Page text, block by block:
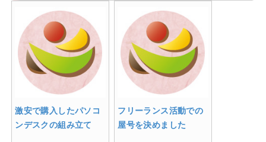
激安で購入したパソコ
ンデスクの組み立て
フリーランス活動での
屋号を決めました